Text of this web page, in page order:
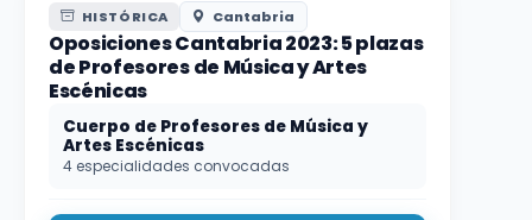
HISTÓRICA Cantabria
Oposiciones Cantabria 2023: 5 plazas
de Profesores de Música y Artes
Escénicas
Cuerpo de Profesores de Música y
Artes Escénicas
4 especialidades convocadas